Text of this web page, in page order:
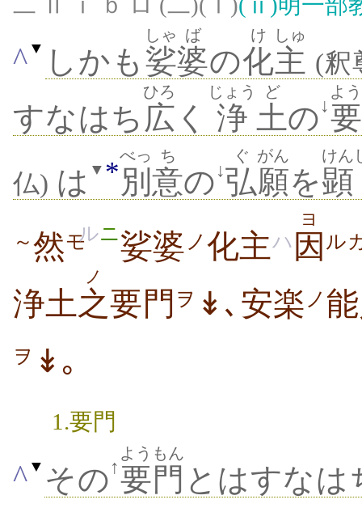
^ ▼ しかも 娑
しゃ
婆
ば
の化
け
主
しゅ
(釈
すなはち 広
ひろ
く 浄
じょう
土
ど
の ↓
よ
仏) は ▼ *別
べっ
意
ち
の ↓弘
ぐ
願
がん
を顕
けん
～然モルニ娑婆 ノ 化主ハ 因
ヨ
ル
浄土之
ノ
要門 ヲ ↡､安楽 ノ
ヲ ↡｡
1.要門
^ ▼ その ↑要門
ようもん
とはすなは